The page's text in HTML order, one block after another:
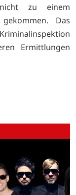
zu einem
Das
Ermittlungen